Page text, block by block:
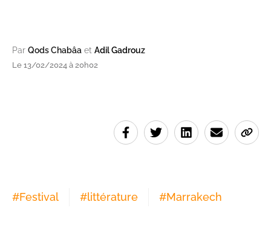
Par Qods Chabâa et Adil Gadrouz
Le 13/02/2024 à 20h02
#Festival #littérature #Marrakech